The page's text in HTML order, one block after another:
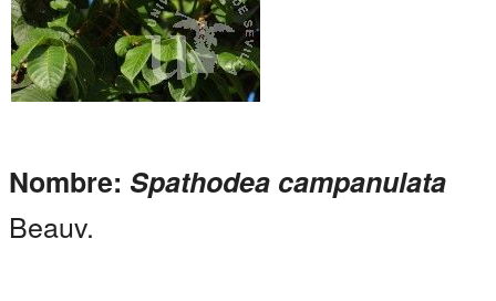
Nombre: Spathodea campanulata
Beauv.